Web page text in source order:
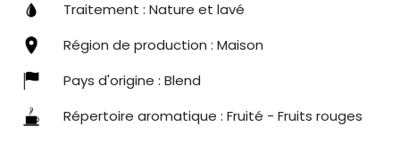
Traitement : Nature et lavé
Région de production : Maison
Pays d'origine : Blend
Répertoire aromatique : Fruité - Fruits rouges